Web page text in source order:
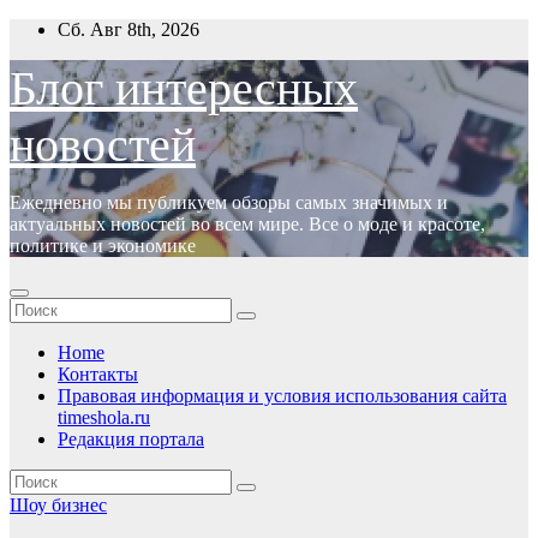
Перейти
содержимому
Сб. Авг 8th, 2026
Блог интересных
новостей
Ежедневно мы публикуем обзоры самых значимых и
актуальных новостей во всем мире. Все о моде и красоте,
политике и экономике
Home
Контакты
Правовая информация и условия использования сайта
timeshola.ru
Редакция портала
Шоу бизнес